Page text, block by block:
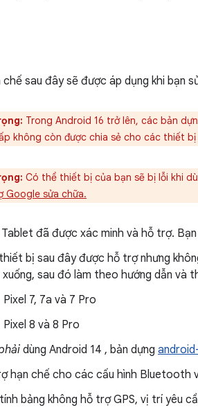
chế sau đây sẽ được áp dụng khi bạn
Trong Android 16 trở lên, các bản
không còn được chia sẻ cho các thiết bị
Có thể thiết bị của bạn sẽ bị lỗi khi
Google sửa chữa.
Tablet đã được xác minh và hỗ trợ.
bị sau đây được hỗ trợ nhưng
xuống, sau đó làm theo hướng dẫn và
Pixel 7, 7a và 7 Pro
Pixel 8 và 8 Pro
dùng Android 14 , bản dựng
hạn chế cho các cấu hình Bluetooth
bảng không hỗ trợ GPS, vị trí yêu